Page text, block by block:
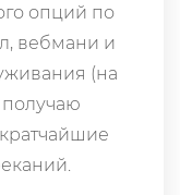
опций по
вебмани и
(на